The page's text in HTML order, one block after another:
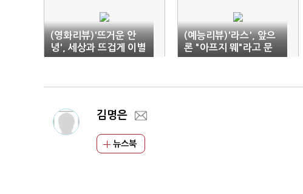
(영화리뷰)'뜨거운 안
녕', 세상과 뜨겁게 이별
하는 방법
(예능리뷰)'라스', 앞으
론 "아프지 뭬"라고 문
자 보내지 말아요
김명은
뉴스북